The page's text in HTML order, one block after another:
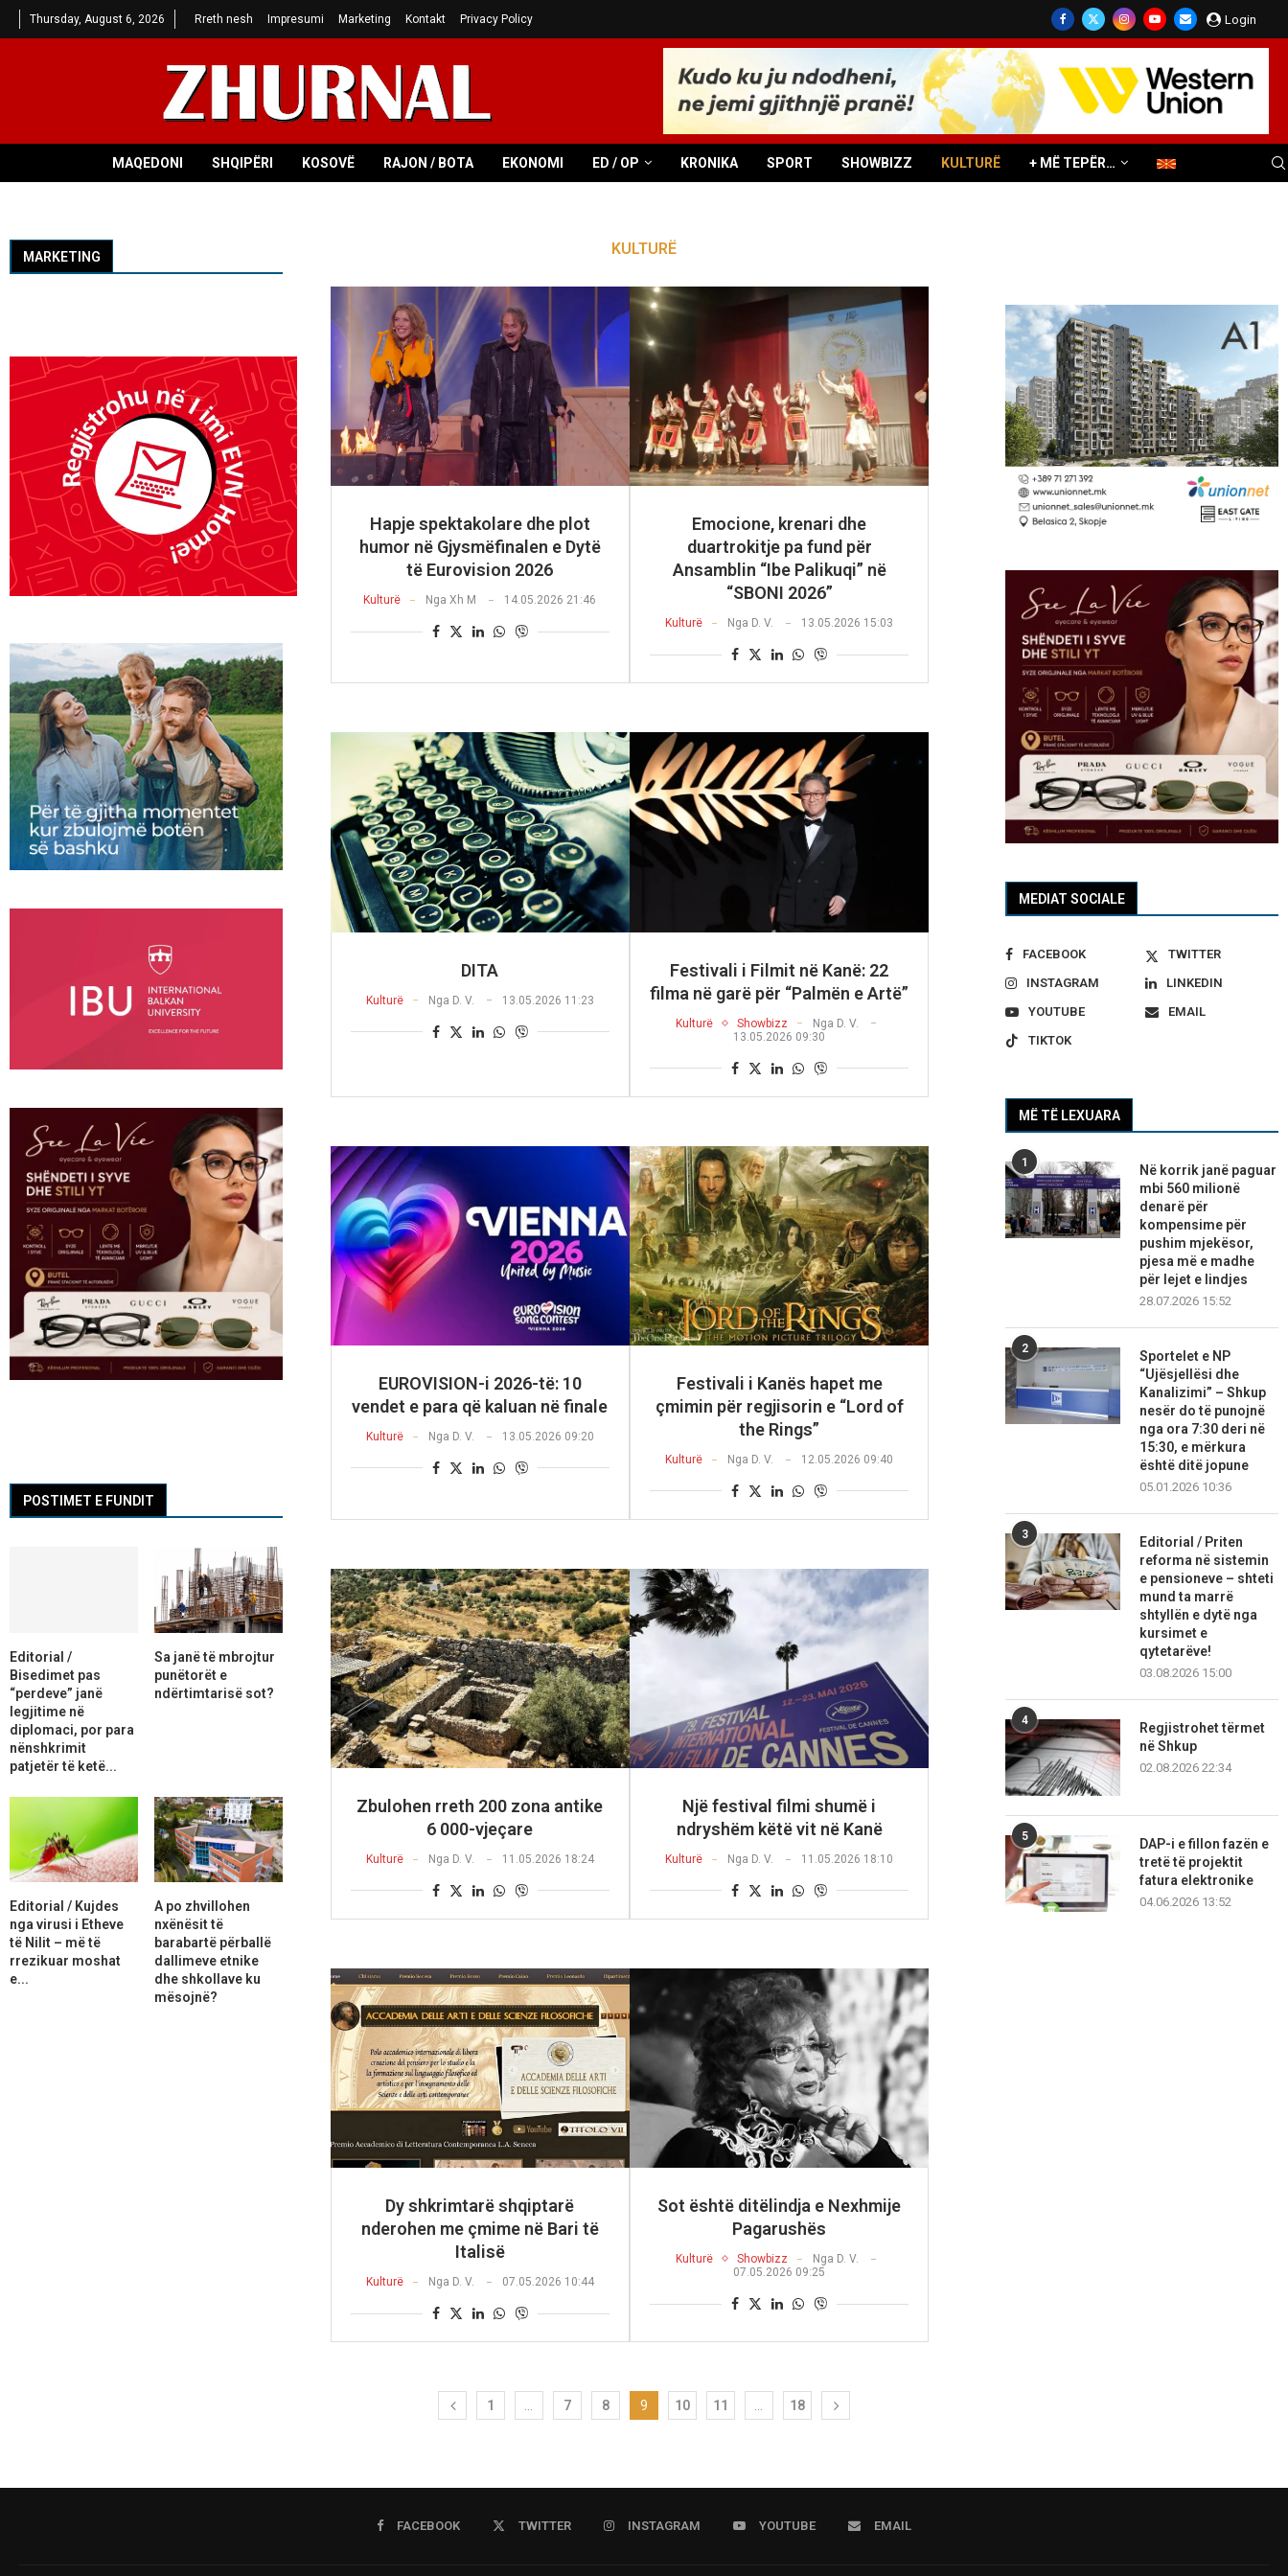
Thursday, August 6, 2026 Rreth nesh Impresumi Marketing Kontakt Privacy Policy Login
MAQEDONI SHQIPËRI KOSOVË RAJON / BOTA EKONOMI ED / OP KRONIKA SPORT SHOWBIZZ KULTURË + MË TEPËR…
KULTURË
Hapje spektakolare dhe plot
humor në Gjysmëfinalen e Dytë
të Eurovision 2026
Kulturë NgaXh M 14.05.2026 21:46
Emocione, krenari dhe
duartrokitje pa fund për
Ansamblin “Ibe Palikuqi” në
“SBONI 2026”
Kulturë Nga D. V. 13.05.2026 15:03
DITA
Kulturë Nga D. V. 13.05.2026 11:23
Festivali i Filmit në Kanë: 22
filma në garë për “Palmën e Artë”
Kulturë Showbizz Nga D. V.
13.05.2026 09:30
EUROVISION-i 2026-të: 10
vendet e para që kaluan në finale
Kulturë Nga D. V. 13.05.2026 09:20
Festivali i Kanës hapet me
çmimin për regjisorin e “Lord of
the Rings”
Kulturë Nga D. V. 12.05.2026 09:40
Zbulohen rreth 200 zona antike
6 000-vjeçare
Kulturë Nga D. V. 11.05.2026 18:24
Një festival filmi shumë i
ndryshëm këtë vit në Kanë
Kulturë Nga D. V. 11.05.2026 18:10
Dy shkrimtarë shqiptarë
nderohen me çmime në Bari të
Italisë
Kulturë Nga D. V. 07.05.2026 10:44
Sot është ditëlindja e Nexhmije
Pagarushës
Kulturë Showbizz Nga D. V.
07.05.2026 09:25
1 … 7 8 9 10 11 … 18
MEDIAT SOCIALE
FACEBOOK
TWITTER
INSTAGRAM
LINKEDIN
YOUTUBE
EMAIL
TIKTOK
MË TË LEXUARA
1
Në korrik janë paguar
mbi 560 milionë
denarë për
kompensime për
pushim mjekësor,
pjesa më e madhe
për lejet e lindjes
28.07.2026 15:52
2
Sportelet e NP
“Ujësjellësi dhe
Kanalizimi” – Shkup
nesër do të punojnë
nga ora 7:30 deri në
15:30, e mërkura
është ditë jopune
05.01.2026 10:36
3
Editorial / Priten
reforma në sistemin
e pensioneve – shteti
mund ta marrë
shtyllën e dytë nga
kursimet e
qytetarëve!
03.08.2026 15:00
4
Regjistrohet tërmet
në Shkup
02.08.2026 22:34
5
DAP-i e fillon fazën e
tretë të projektit
fatura elektronike
04.06.2026 13:52
MARKETING
POSTIMET E FUNDIT
Editorial /
Bisedimet pas
“perdeve” janë
legjitime në
diplomaci, por para
nënshkrimit
patjetër të ketë...
Sa janë të mbrojtur
punëtorët e
ndërtimtarisë sot?
Editorial / Kujdes
nga virusi i Etheve
të Nilit – më të
rrezikuar moshat
e...
A po zhvillohen
nxënësit të
barabartë përballë
dallimeve etnike
dhe shkollave ku
mësojnë?
FACEBOOK TWITTER INSTAGRAM YOUTUBE EMAIL